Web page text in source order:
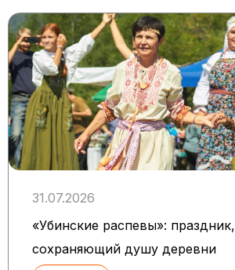
31.07.2026
«Убинские распевы»: праздник,
сохраняющий душу деревни